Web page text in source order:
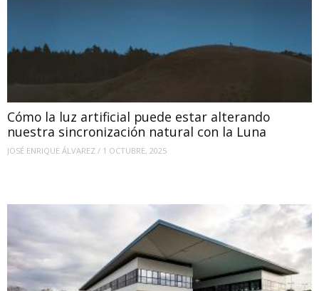
Cómo la luz artificial puede estar alterando
nuestra sincronización natural con la Luna
JOSÉ ENRIQUE ÁLVAREZ / 1 OCTUBRE, 2025